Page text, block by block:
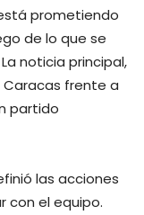
prometiendo
de lo que se
noticia principal,
Caracas frente a
partido
las acciones
con el equipo.